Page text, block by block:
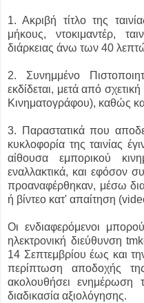
1. Ακριβή τίτλο της
μήκους, ντοκιμαντέρ,
διάρκειας άνω των 40
2. Συνημμένο
εκδίδεται, μετά από
Κινηματογράφου), καθώς
3. Παραστατικά που
κυκλοφορία της ταινίας
αίθουσα εμπορικού
εναλλακτικά, και εφόσον
προαναφέρθηκαν, μέσω
ή βίντεο κατ' απαίτηση
Οι ενδιαφερόμενοι
ηλεκτρονική διεύθυνση
14 Σεπτεμβρίου έως και
περίπτωση αποδοχής
ακολουθήσει ενημέρωση
διαδικασία αξιολόγησης.